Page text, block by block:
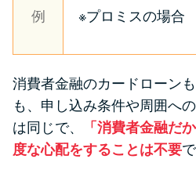
例
※プロミスの場合
消費者金融のカードローン
も、申し込み条件や周囲へ
は同じで、
「消費者金融だ
度な心配をすることは不要